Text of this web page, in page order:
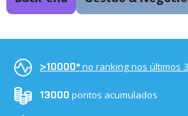
>10000ºno ranking nos últimos
13000 pontos acumulados